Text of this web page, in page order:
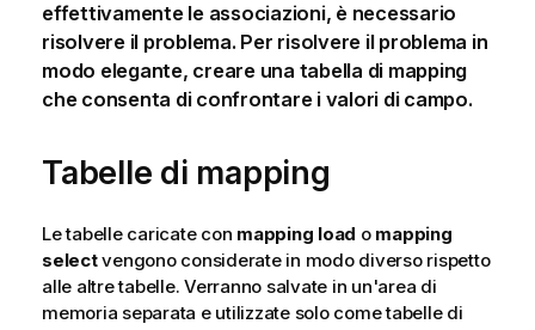
effettivamente le associazioni, è necessario
risolvere il problema. Per risolvere il problema in
modo elegante, creare una tabella di mapping
che consenta di confrontare i valori di campo.
Tabelle di mapping
Le tabelle caricate con mapping load o mapping
selectvengono considerate in modo diverso rispetto
alle altre tabelle. Verranno salvate in un'area di
memoria separata e utilizzate solo come tabelle di